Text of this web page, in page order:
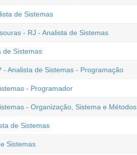
de Sistemas
- RJ - Analista de Sistemas
de Sistemas
- Analista de Sistemas - Programação
- Programador
- Organização, Sistema e Métodos
de Sistemas
Sistemas